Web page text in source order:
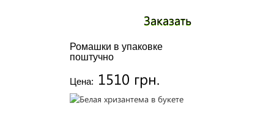
Ромашки в упаковке
поштучно
Цена: 1510 грн.
Заказать